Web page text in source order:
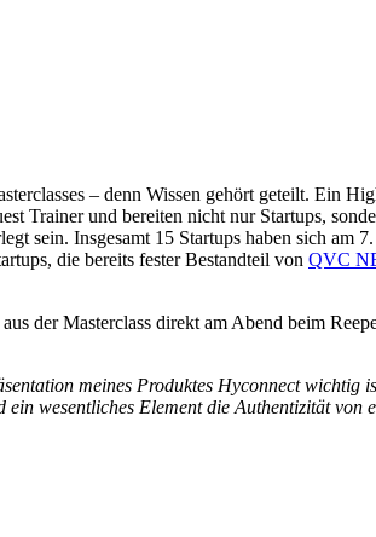
– denn Wissen gehört geteilt. Ein
Trainer und bereiten nicht nur Startups,
sein. Insgesamt 15 Startups haben sich am
die bereits fester Bestandteil von QVC
der Masterclass direkt am Abend beim
meines Produktes Hyconnect wichtig
wesentliches Element die Authentizität von